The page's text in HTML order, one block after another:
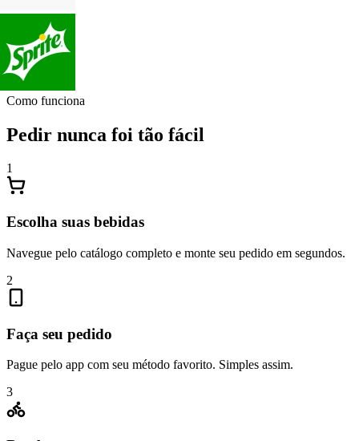
Como funciona
Pedir nunca foi tão fácil
1
Escolha suas bebidas
Navegue pelo catálogo completo e monte seu pedido em segundos.
2
Faça seu pedido
Pague pelo app com seu método favorito. Simples assim.
3